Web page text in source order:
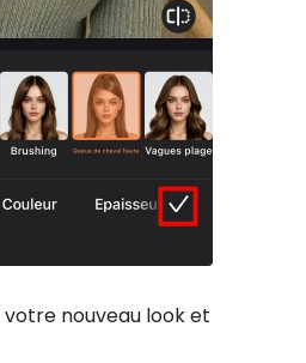
nouveau look et